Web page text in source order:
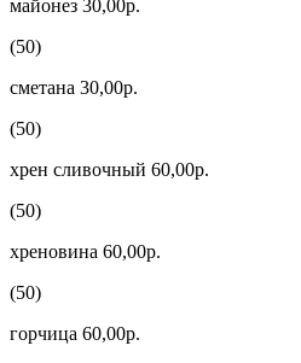
майонез 30,00р.
(50)
сметана 30,00р.
(50)
хрен сливочный 60,00р.
(50)
хреновина 60,00р.
(50)
горчица 60,00р.